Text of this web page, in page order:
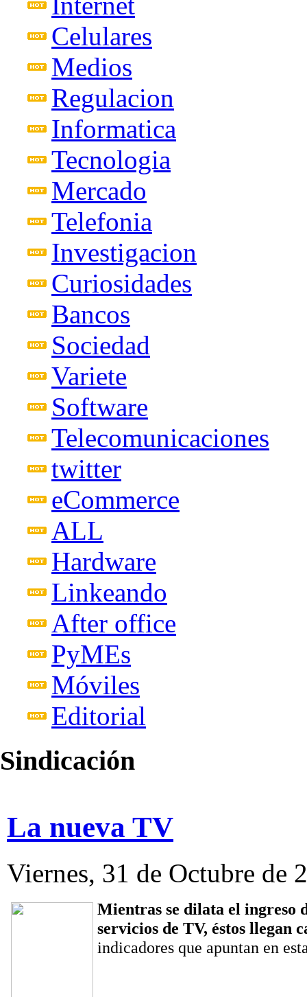
Celulares
Medios
Regulacion
Informatica
Tecnologia
Mercado
Telefonia
Investigacion
Curiosidades
Bancos
Sociedad
Variete
Software
Telecomunicaciones
twitter
eCommerce
ALL
Hardware
Linkeando
After office
PyMEs
Móviles
Editorial
Sindicación
La nueva TV
Viernes, 31 de Octubre de
Mientras se dilata el ingreso
servicios de TV, éstos llegan
indicadores que apuntan en